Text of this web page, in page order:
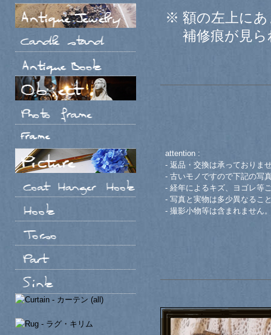
※ 額の左上に
補修痕が見ら
attention :
- 返品・交換は承っておりま
- 古いモノですので下記の写
- 経年によるキズ、ヨゴレ等
- 写真と実物は多少異なるこ
- 撮影小物等は含まれません